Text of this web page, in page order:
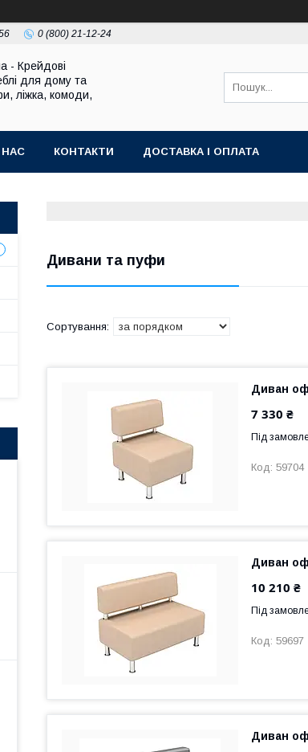
0 (800) 21-12-24
- Крейдові
для дому та
ліжка, комоди,
КОНТАКТИ ДОСТАВКА І ОПЛАТА
Дивани та пуфи
Диван
7 330 ₴
Під
59704
Диван
10 210 ₴
Під
59697
Диван